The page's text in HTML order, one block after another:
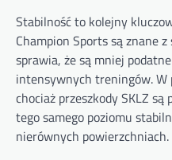
Stabilność to kolejny
Champion Sports są znane
sprawia, że są mniej
intensywnych treningów. W
chociaż przeszkody SKLZ
tego samego poziomu
nierównych powierzchniach.